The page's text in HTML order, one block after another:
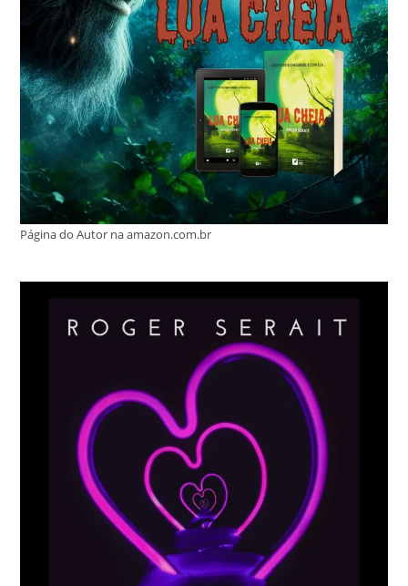
Página do Autor na amazon.com.br